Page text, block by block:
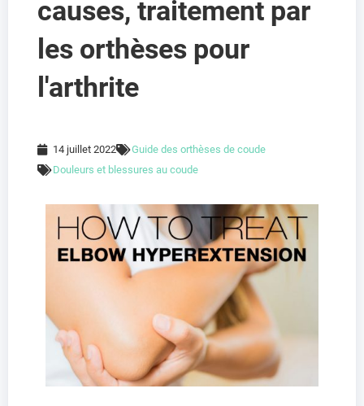
causes, traitement par
les orthèses pour
l'arthrite
14 juillet 2022
Guide des orthèses de coude
Douleurs et blessures au coude